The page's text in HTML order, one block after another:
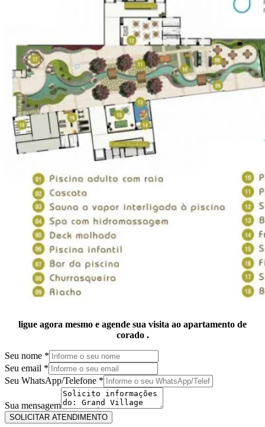
ligue agora mesmo e agende sua visita ao apartamento de
corado .
Seu nome *
Seu email *
Seu WhatsApp/Telefone *
nome
Seu
Sua mensagem
SOLICITAR ATENDIMENTO